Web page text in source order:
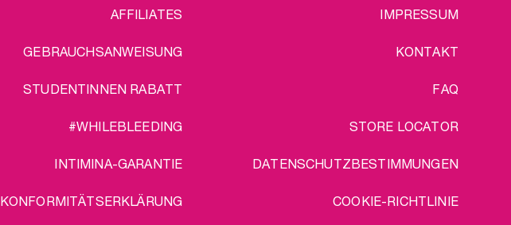
AFFILIATES
GEBRAUCHSANWEISUNG
STUDENTINNEN RABATT
#WHILEBLEEDING
INTIMINA-GARANTIE
KONFORMITÄTSERKLÄRUNG
IMPRESSUM
KONTAKT
FAQ
STORE LOCATOR
DATENSCHUTZBESTIMMUNGEN
COOKIE-RICHTLINIE